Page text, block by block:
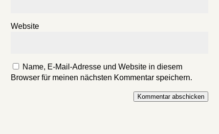
Website
Name, E-Mail-Adresse und Website in diesem
Browser für meinen nächsten Kommentar speichern.
Kommentar abschicken